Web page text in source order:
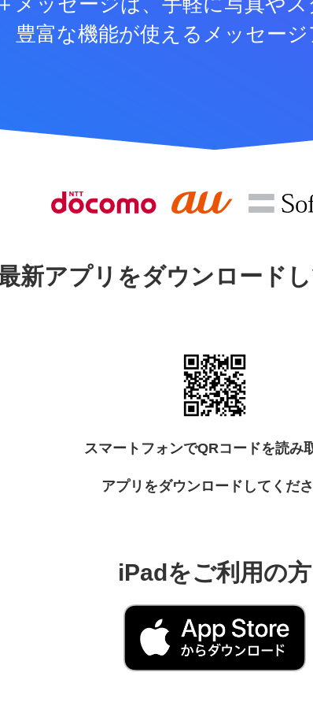
豊富な機能が使えるメッセー
新アプリをダウンロード
スマートフォンでQRコードを読み
アプリをダウンロードしてくだ
iPadをご利用の方